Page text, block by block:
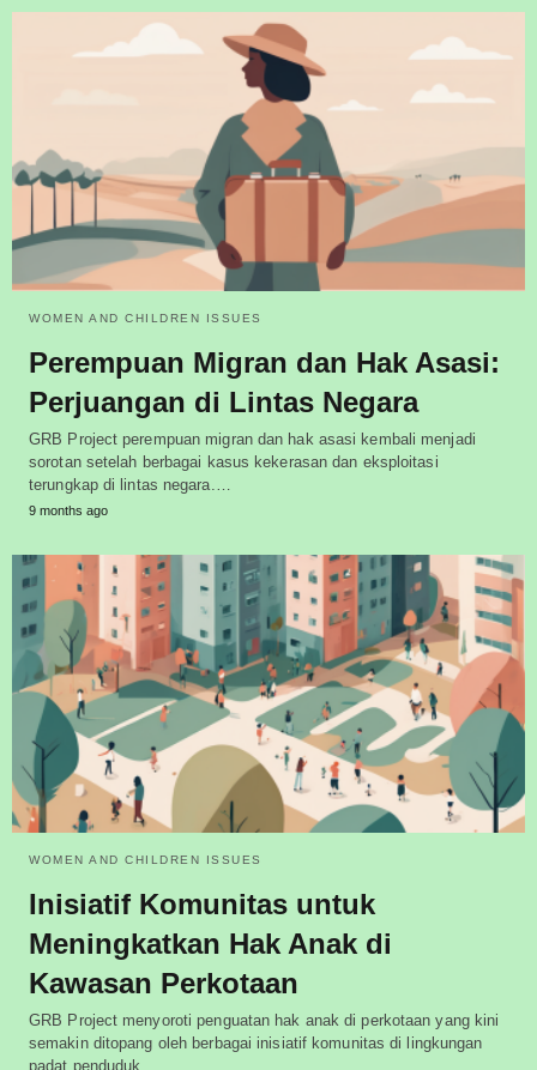
WOMEN AND CHILDREN ISSUES
Perempuan Migran dan Hak Asasi:
Perjuangan di Lintas Negara
GRB Project perempuan migran dan hak asasi kembali menjadi
sorotan setelah berbagai kasus kekerasan dan eksploitasi
terungkap di lintas negara.…
9 months ago
WOMEN AND CHILDREN ISSUES
Inisiatif Komunitas untuk
Meningkatkan Hak Anak di
Kawasan Perkotaan
GRB Project menyoroti penguatan hak anak di perkotaan yang kini
semakin ditopang oleh berbagai inisiatif komunitas di lingkungan
padat penduduk.…